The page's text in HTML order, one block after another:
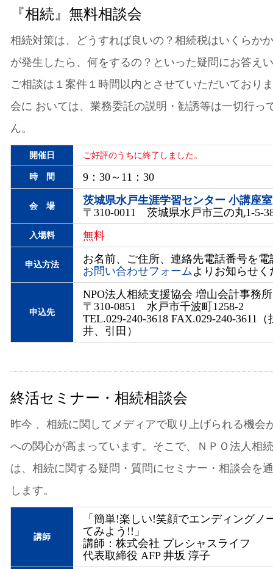
『相続』無料相談会
相続対策は、どうすれば良いの？相続税はいくらか
が発生したら、何をするの？といった疑問にお答え
ご相談は１案件１時間以内とさせていただいており
会に おいては、業務委託の説明・勧誘等は一切行っ
ん。
開催日 ご好評のうちに終了しました。
時 間 9：30～11：30
会 場
茨城県水戸生涯学習センター 小講座室
〒310-0011 茨城県水戸市三の丸1-5-
入場料 無料
申込方法
お名前、ご住所、連絡先電話番号を電
お問い合わせフォームよりお知らせく
申込先
NPO法人相続支援協会 増山会計事務所
〒310-0851 水戸市千波町1258-2
TEL.029-240-3618 FAX.029-240-3611
井、引田）
終活セミナー・相続相談会
昨今 、相続に関してメディアで取り上げられる機会
への関心が高まっています。そこで、ＮＰＯ法人相
は、相続に関する疑問・質問にセミナー・相談会を
します。
講師
「簡単!楽しい!笑顔でエンディングノ
てみよう!!」
講師：株式会社 プレシャスライフ
代表取締役 AFP 井坂 淳子